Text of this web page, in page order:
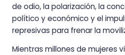
de odio, la polarización, la
político y económico y el
represivas para frenar la
Mientras millones de mujeres